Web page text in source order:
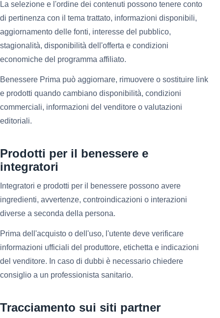
La selezione e l'ordine dei contenuti possono tenere conto
di pertinenza con il tema trattato, informazioni disponibili,
aggiornamento delle fonti, interesse del pubblico,
stagionalità, disponibilità dell'offerta e condizioni
economiche del programma affiliato.
Benessere Prima può aggiornare, rimuovere o sostituire link
e prodotti quando cambiano disponibilità, condizioni
commerciali, informazioni del venditore o valutazioni
editoriali.
Prodotti per il benessere e
integratori
Integratori e prodotti per il benessere possono avere
ingredienti, avvertenze, controindicazioni o interazioni
diverse a seconda della persona.
Prima dell'acquisto o dell'uso, l'utente deve verificare
informazioni ufficiali del produttore, etichetta e indicazioni
del venditore. In caso di dubbi è necessario chiedere
consiglio a un professionista sanitario.
Tracciamento sui siti partner